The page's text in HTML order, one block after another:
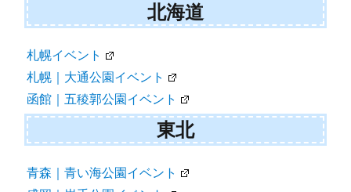
北海道
札幌イベント
札幌｜大通公園イベント
函館｜五稜郭公園イベント
東北
青森｜青い海公園イベント